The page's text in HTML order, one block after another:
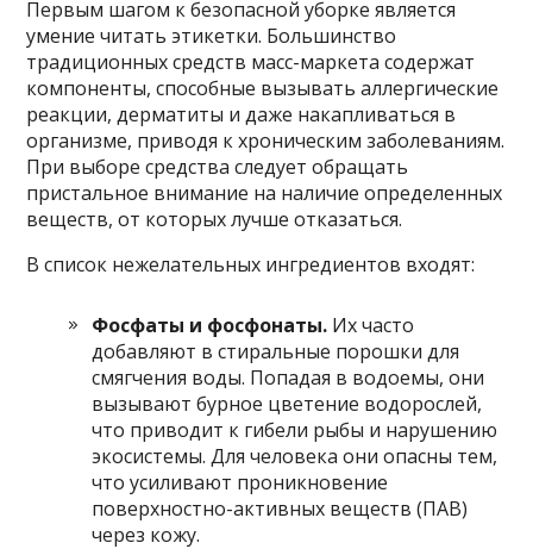
Первым шагом к безопасной уборке является
умение читать этикетки. Большинство
традиционных средств масс-маркета содержат
компоненты, способные вызывать аллергические
реакции, дерматиты и даже накапливаться в
организме, приводя к хроническим заболеваниям.
При выборе средства следует обращать
пристальное внимание на наличие определенных
веществ, от которых лучше отказаться.
В список нежелательных ингредиентов входят:
Фосфаты и фосфонаты. Их часто
добавляют в стиральные порошки для
смягчения воды. Попадая в водоемы, они
вызывают бурное цветение водорослей,
что приводит к гибели рыбы и нарушению
экосистемы. Для человека они опасны тем,
что усиливают проникновение
поверхностно-активных веществ (ПАВ)
через кожу.